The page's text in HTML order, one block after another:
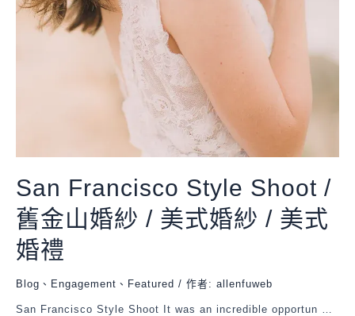
San Francisco Style Shoot /
舊金山婚紗 / 美式婚紗 / 美式
婚禮
Blog 、 Engagement 、 Featured / 作者: allenfuweb
San Francisco Style Shoot It was an incredible opportun …